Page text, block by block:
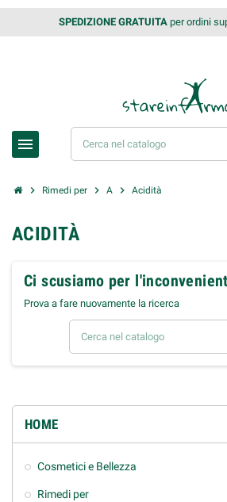
SPEDIZIONE GRATUITAper ordini
menu
chevron_right Rimedi per chevron_right A chevron_right Acidità
HOME
Cosmetici e Bellezza
Rimedi per
ACIDITÀ
Ci scusiamo per
Prova a fare nuovamente la ricerca